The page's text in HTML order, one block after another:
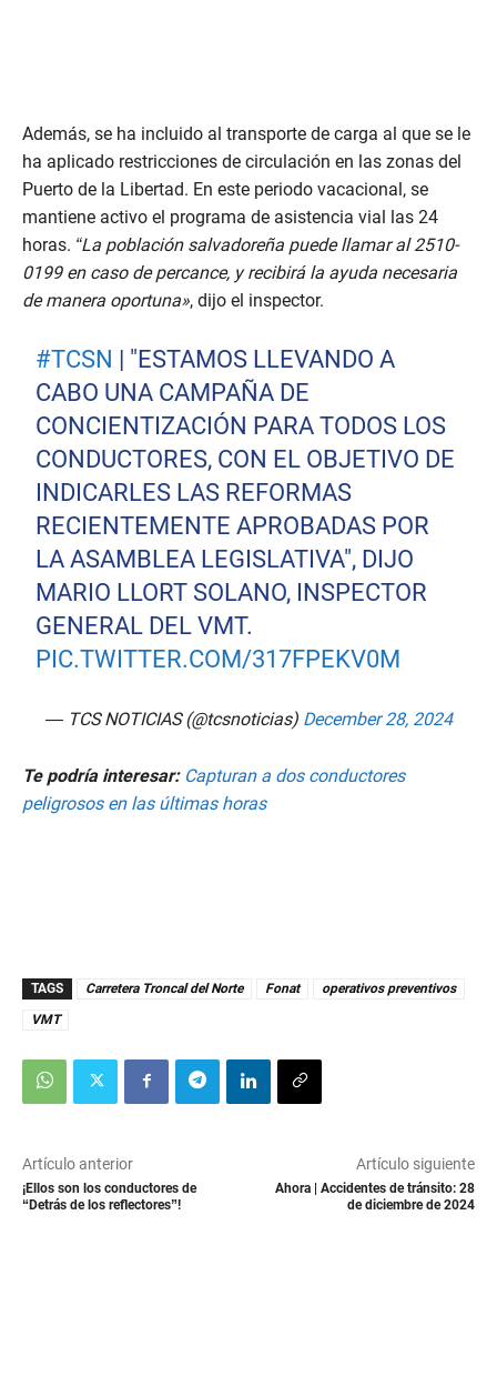
Además, se ha incluido al transporte de carga al que se le
ha aplicado restricciones de circulación en las zonas del
Puerto de la Libertad. En este periodo vacacional, se
mantiene activo el programa de asistencia vial las 24
horas. “La población salvadoreña puede llamar al 2510-
0199 en caso de percance, y recibirá la ayuda necesaria
de manera oportuna», dijo el inspector.
#TCSN | "ESTAMOS LLEVANDO A
CABO UNA CAMPAÑA DE
CONCIENTIZACIÓN PARA TODOS LOS
CONDUCTORES, CON EL OBJETIVO DE
INDICARLES LAS REFORMAS
RECIENTEMENTE APROBADAS POR
LA ASAMBLEA LEGISLATIVA", DIJO
MARIO LLORT SOLANO, INSPECTOR
GENERAL DEL VMT.
PIC.TWITTER.COM/317FPEKV0M
— TCS NOTICIAS (@tcsnoticias) December 28, 2024
Te podría interesar: Capturan a dos conductores
peligrosos en las últimas horas
TAGS Carretera Troncal del Norte Fonat
operativos preventivos
VMT
Artículo anterior
¡Ellos son los conductores de
“Detrás de los reflectores”!
Artículo siguiente
Ahora | Accidentes de tránsito: 28
de diciembre de 2024